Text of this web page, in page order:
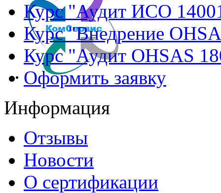
Курс "Аудит ИСО
Курс "Внедрение
Курс "Аудит OHSAS
Оформить заявку
Информация
Отзывы
Новости
О сертификации